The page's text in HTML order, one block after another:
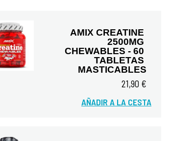
AMIX CREATINE
2500MG
CHEWABLES - 60
TABLETAS
MASTICABLES
21,90 €
AÑADIR A LA CESTA